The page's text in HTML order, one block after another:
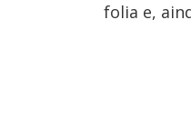
folia e,